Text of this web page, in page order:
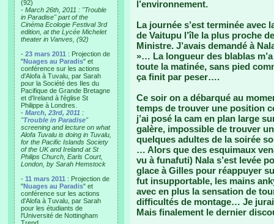
(92)
- March 26th, 2011 : "Trouble
in Paradise" part of the
Cinéma Ecologie Festival 3rd
edition, at the Lycée Michelet
theater in Vanves, (92)
- 23 mars 2011 : Projection de
"Nuages au Paradis" et
conférence sur les actions
d'Alofa à Tuvalu, par Sarah
pour la Société des Iles du
Pacifique de Grande Bretagne
et d'Ireland à l'église St
Philippe à Londres.
- March, 23rd, 2011 :
"Trouble in Paradise"
screening and lecture on what
Alofa Tuvalu is doing in Tuvalu,
for the Pacific Islands Society
of the UK and Ireland at St
Philips Church, Earls Court,
London, by Sarah Hemstock
- 11 mars 2011 : Projection de
"Nuages au Paradis" et
conférence sur les actions
d'Alofa à Tuvalu, par Sarah
pour les étudiants de
l'Université de Nottingham
l’environnement.
La journée s’est terminée avec
de Vaitupu l’île la plus proche
Ministre. J’avais demandé à
»… La longueur des blablas
toute la matinée, sans pied
ça finit par peser….
Ce soir on a débarqué au
temps de trouver une position
j’ai posé la cam en plan large
galère, impossible de trouver
quelques adultes de la soirée
… Alors que des esquimaux
vu à funafuti) Nala s’est levée
glace à Gilles pour réappuyer
fut insupportable, les mains
avec en plus la sensation de
difficultés de montage… Je
Mais finalement le dernier